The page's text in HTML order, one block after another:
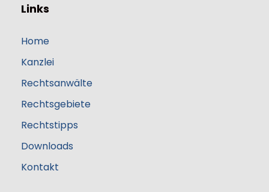
Links
Home
Kanzlei
Rechtsanwälte
Rechtsgebiete
Rechtstipps
Downloads
Kontakt